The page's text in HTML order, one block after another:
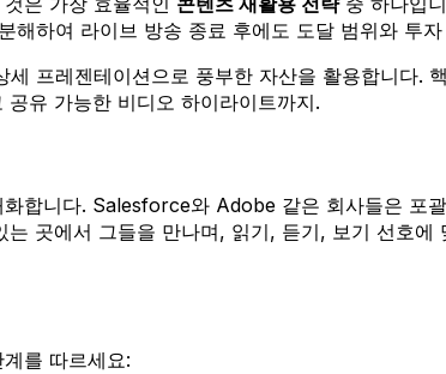
하여 라이브 방송 종료 후에도 도달 범위와 투
프레젠테이션으로 풍부한 자산을 활용합니다.
유 가능한 비디오 하이라이트까지.
합니다. Salesforce와 Adobe 같은 회사들은 포
곳에서 그들을 만나며, 읽기, 듣기, 보기 선호
를 따르세요: